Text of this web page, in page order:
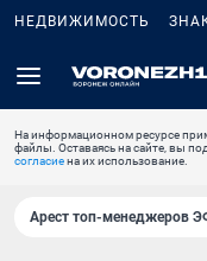
НЕДВИЖИМОСТЬ
На информационном ресурсе
файлы. Оставаясь на сайте, вы
согласиена их использование.
Арест топ-менеджеров